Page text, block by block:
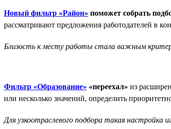
Новый фильтр «Район» поможет собрать
рассматривают предложения работодателей в
Близость к месту работы стала важным
Фильтр «Образование» «переехал» из
или несколько значений, определить
Для узкоотраслевого подбора такая настройка